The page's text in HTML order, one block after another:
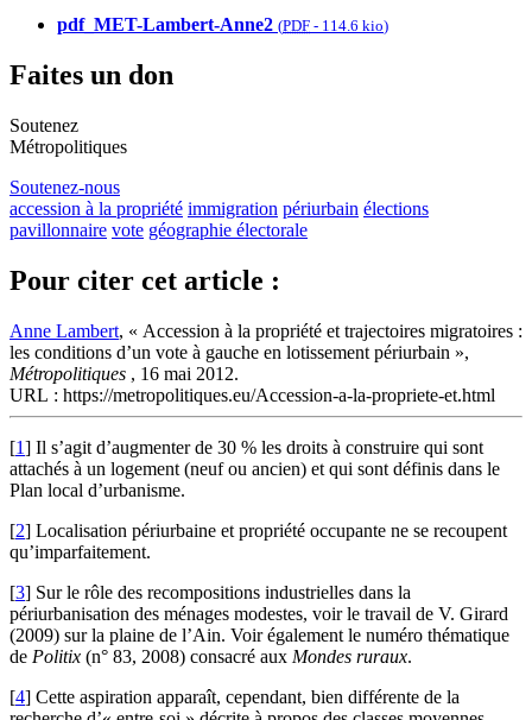
pdf_MET-Lambert-Anne2 (PDF - 114.6 kio)
Faites un don
Soutenez
Métropolitiques
Soutenez-nous
accession à la propriété immigration périurbain élections
pavillonnaire vote géographie électorale
Pour citer cet article :
Anne Lambert, « Accession à la propriété et trajectoires migratoires :
les conditions d’un vote à gauche en lotissement périurbain »,
Métropolitiques , 16 mai 2012.
URL : https://metropolitiques.eu/Accession-a-la-propriete-et.html
[1] Il s’agit d’augmenter de 30 % les droits à construire qui sont
attachés à un logement (neuf ou ancien) et qui sont définis dans le
Plan local d’urbanisme.
[2] Localisation périurbaine et propriété occupante ne se recoupent
qu’imparfaitement.
[3] Sur le rôle des recompositions industrielles dans la
périurbanisation des ménages modestes, voir le travail de V. Girard
(2009) sur la plaine de l’Ain. Voir également le numéro thématique
de Politix (n° 83, 2008) consacré aux Mondes ruraux.
[4] Cette aspiration apparaît, cependant, bien différente de la